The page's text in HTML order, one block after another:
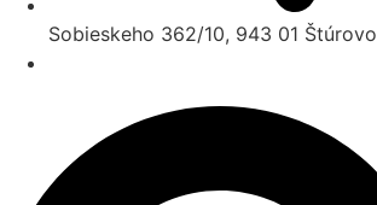
Sobieskeho 362/10, 943 01 Štúrovo